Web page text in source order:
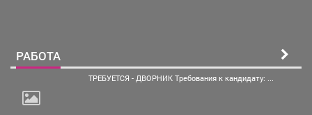
РАБОТА
ТРЕБУЕТСЯ - ДВОРНИК Требования к кандидату: ...